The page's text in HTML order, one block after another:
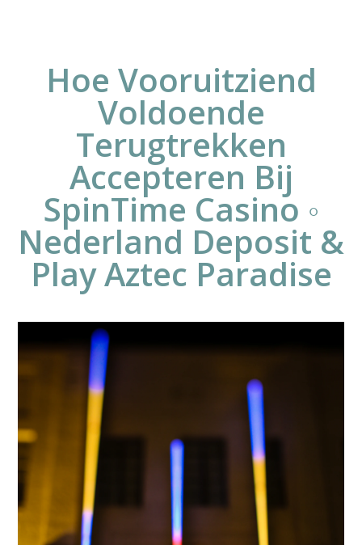
Hoe Vooruitziend
Voldoende
Terugtrekken
Accepteren Bij
SpinTime Casino ◦
Nederland Deposit &
Play Aztec Paradise